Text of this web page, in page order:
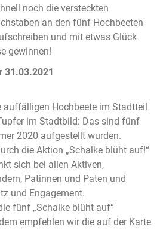
noch die versteckten
an den fünf Hochbeeten
und mit etwas Glück
gewinnen!
31.03.2021
auffälligen Hochbeete im Stadtteil
im Stadtbild: Das sind fünf
2020 aufgestellt wurden.
die Aktion „Schalke blüht auf!“
sich bei allen Aktiven,
Patinnen und Paten und
und Engagement.
fünf „Schalke blüht auf“
empfehlen wir die auf der Karte